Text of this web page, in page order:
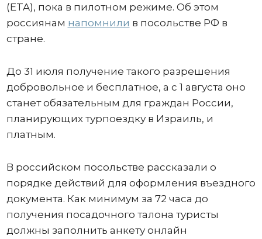
(ETA), пока в пилотном режиме. Об этом
россиянам напомнили в посольстве РФ в
стране.
До 31 июля получение такого разрешения
добровольное и бесплатное, а с 1 августа оно
станет обязательным для граждан России,
планирующих турпоездку в Израиль, и
платным.
В российском посольстве рассказали о
порядке действий для оформления въездного
документа. Как минимум за 72 часа до
получения посадочного талона туристы
должны заполнить анкету онлайн